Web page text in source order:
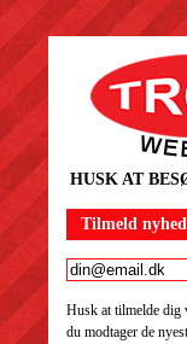
HUSK AT
Tilmeld
Husk at tilmelde dig
du modtager de